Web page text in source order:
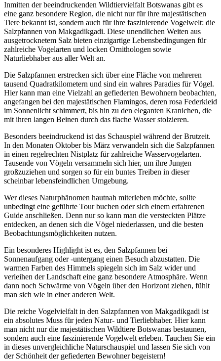
Inmitten der beeindruckenden Wildtiervielfalt Botswanas gibt es
eine ganz besondere Region, die nicht nur für ihre majestätischen
Tiere bekannt ist, sondern auch für ihre faszinierende Vogelwelt: die
Salzpfannen von Makgadikgadi. Diese unendlichen Weiten aus
ausgetrocknetem Salz bieten einzigartige Lebensbedingungen für
zahlreiche Vogelarten und locken Ornithologen sowie
Naturliebhaber aus aller Welt an.
Die Salzpfannen erstrecken sich über eine Fläche von mehreren
tausend Quadratkilometern und sind ein wahres Paradies für Vögel.
Hier kann man eine Vielzahl an gefiederten Bewohnern beobachten,
angefangen bei den majestätischen Flamingos, deren rosa Federkleid
im Sonnenlicht schimmert, bis hin zu den eleganten Kranichen, die
mit ihren langen Beinen durch das flache Wasser stolzieren.
Besonders beeindruckend ist das Schauspiel während der Brutzeit.
In den Monaten Oktober bis März verwandeln sich die Salzpfannen
in einen regelrechten Nistplatz für zahlreiche Wasservogelarten.
Tausende von Vögeln versammeln sich hier, um ihre Jungen
großzuziehen und sorgen so für ein buntes Treiben in dieser
scheinbar lebensfeindlichen Umgebung.
Wer dieses Naturphänomen hautnah miterleben möchte, sollte
unbedingt eine geführte Tour buchen oder sich einem erfahrenen
Guide anschließen. Denn nur so kann man die versteckten Plätze
entdecken, an denen sich die Vögel niederlassen, und die besten
Beobachtungsmöglichkeiten nutzen.
Ein besonderes Highlight ist es, den Salzpfannen bei
Sonnenaufgang oder -untergang einen Besuch abzustatten. Die
warmen Farben des Himmels spiegeln sich im Salz wider und
verleihen der Landschaft eine ganz besondere Atmosphäre. Wenn
dann noch Schwärme von Vögeln über den Horizont ziehen, fühlt
man sich wie in einer anderen Welt.
Die reiche Vogelvielfalt in den Salzpfannen von Makgadikgadi ist
ein absolutes Muss für jeden Natur- und Tierliebhaber. Hier kann
man nicht nur die majestätischen Wildtiere Botswanas bestaunen,
sondern auch eine faszinierende Vogelwelt erleben. Tauchen Sie ein
in dieses unvergleichliche Naturschauspiel und lassen Sie sich von
der Schönheit der gefiederten Bewohner begeistern!